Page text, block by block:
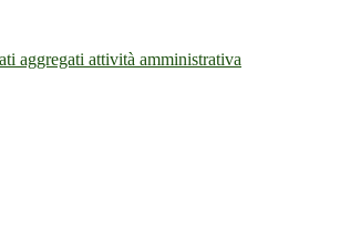
aggregati attività amministrativa